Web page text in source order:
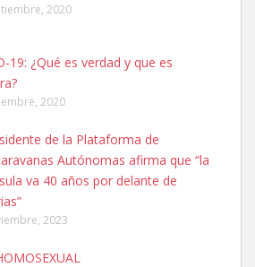
JOSE MESA Y LOPEZ
CON MICROCHIP PERDIDO HOY
Y LOPEZ. ES MUY ASUSTADIZO
6.7.2025
2020
19: ¿Qué es verdad y que es
2020
de la Plataforma de
Autónomas afirma que “la
va 40 años por delante de
2023